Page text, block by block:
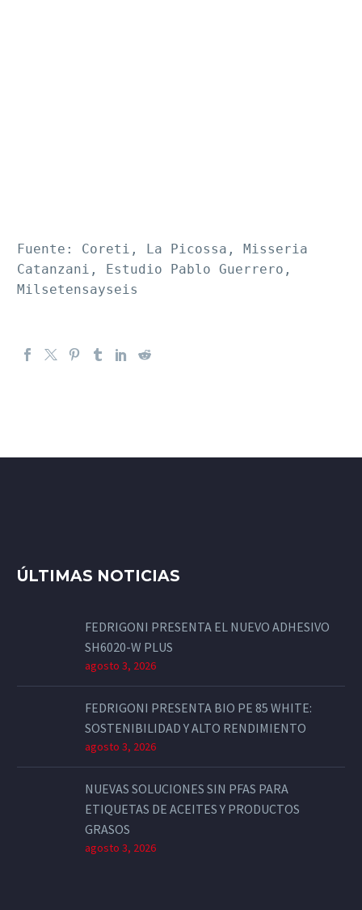
Fuente: Coreti, La Picossa, Misseria
Catanzani, Estudio Pablo Guerrero,
Milsetensayseis
ÚLTIMAS NOTICIAS
FEDRIGONI PRESENTA EL NUEVO ADHESIVO
SH6020-W PLUS
agosto 3, 2026
FEDRIGONI PRESENTA BIO PE 85 WHITE:
SOSTENIBILIDAD Y ALTO RENDIMIENTO
agosto 3, 2026
NUEVAS SOLUCIONES SIN PFAS PARA
ETIQUETAS DE ACEITES Y PRODUCTOS
GRASOS
agosto 3, 2026